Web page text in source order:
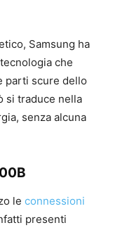
Samsung ha
che
parti scure dello
si traduce nella
senza alcuna
le connessioni
presenti